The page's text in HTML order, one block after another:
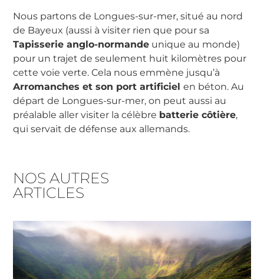
Nous partons de Longues-sur-mer, situé au nord
de Bayeux (aussi à visiter rien que pour sa
Tapisserie anglo-normande unique au monde)
pour un trajet de seulement huit kilomètres pour
cette voie verte. Cela nous emmène jusqu’à
Arromanches et son port artificielen béton. Au
départ de Longues-sur-mer, on peut aussi au
préalable aller visiter la célèbre batterie côtière,
qui servait de défense aux allemands.
NOS AUTRES
ARTICLES